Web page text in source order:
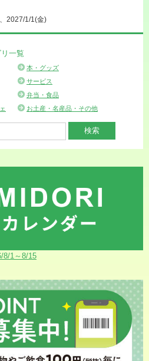
2027/1/1(金)
一覧
本・グッズ
サービス
弁当・食品
お土産・名産品・その他
8/1～8/15